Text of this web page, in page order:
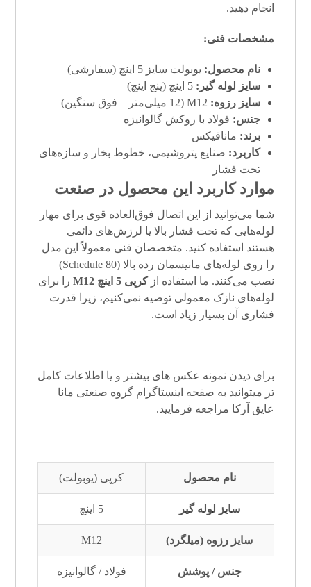
انجام دهید.
مشخصات فنی:
نام محصول: یوبولت سایز 5 اینچ (سفارشی)
سایز لوله گیر: 5 اینچ (پنج اینچ)
سایز رزوه:
جنس: فولاد با روکش گالوانیزه
برند: مانافیکس
کاربرد: صنایع پتروشیمی، خطوط بخار و سازه‌های
تحت فشار
موارد کاربرد این محصول در صنعت
شما می‌توانید از این اتصال فوق‌العاده قوی برای مهار
لوله‌هایی که تحت فشار بالا یا لرزش‌های دائمی
هستند استفاده کنید. متخصصان فنی معمولاً این مدل
را روی لوله‌های مانیسمان رده بالا (Schedule 80)
نصب می‌کنند. ما استفاده ازکرپی 5 اینچ M12
را برای
لوله‌های نازک معمولی توصیه نمی‌کنیم، زیرا قدرت
فشاری آن بسیار زیاد است.
برای دیدن نمونه عکس های بیشتر و یا اطلاعات کامل
تر میتوانید به صفحه اینستاگرام گروه صنعتی مانا
عایق آرکا مراجعه فرمایید.
نام محصول کرپی (یوبولت)
سایز لوله گیر 5 اینچ
سایز رزوه (میلگرد) M12
جنس / پوشش فولاد / گالوانیزه